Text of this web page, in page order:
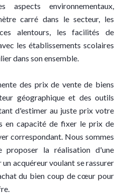
environnementaux,
carré dans le secteur, les
alentours, les facilités de
les établissements scolaires
dans son ensemble.
des prix de vente de biens
géographique et des outils
d'estimer au juste prix votre
en capacité de fixer le prix de
correspondant. Nous sommes
proposer la réalisation d'une
acquéreur voulant se rassurer
du bien coup de cœur pour